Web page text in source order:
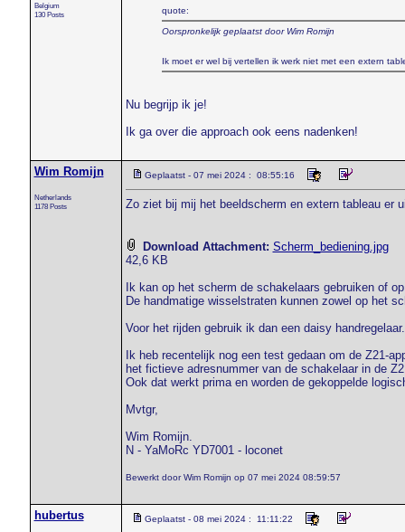
Belgium
130 Posts
quote:
Oorspronkelijk geplaatst door Wim Romijn
Ik moet er wel bij vertellen ik werk niet met een extern
Nu begrijp ik je!
Ik ga over die approach ook eens nadenken!
Wim Romijn
Netherlands
1178 Posts
Geplaatst - 07 mei 2024 : 08:55:16
Zo ziet bij mij het beeldscherm en extern tableau er
Download Attachment: Scherm_bediening.jpg
42,6 KB
Ik kan op het scherm de schakelaars gebruiken of
De handmatige wisselstraten kunnen zowel op het
Voor het rijden gebruik ik dan een daisy handregelaar.
Ik heb recentelijk nog een test gedaan om de Z21-
het fictieve adresnummer van de schakelaar in de
Ook dat werkt prima en worden de gekoppelde
Mvtgr,
Wim Romijn.
N - YaMoRc YD7001 - loconet
Bewerkt door Wim Romijn op 07 mei 2024 08:59:57
hubertus Geplaatst - 08 mei 2024 : 11:11:22